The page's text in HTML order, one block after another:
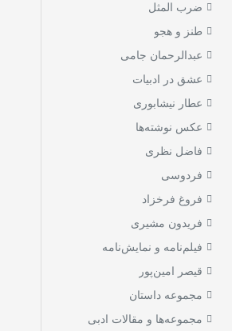
ضرب المثل
طنز و هجو
عبدالرحمان جامی
عشق در ادبیات
عطار نیشابوری
عکس نوشته‌ها
فاضل نظری
فردوسی
فروغ فرخزاد
فریدون مشیری
فیلم‌نامه و نمایش‌نامه
قیصر امین‌پور
مجموعه داستان
مجموعه‌ها و مقالات ادبی